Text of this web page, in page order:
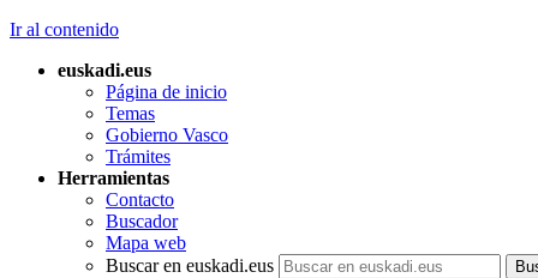
Ir al contenido
euskadi.eus
Página de inicio
Temas
Gobierno Vasco
Trámites
Herramientas
Contacto
Buscador
Mapa web
Buscar en euskadi.eus